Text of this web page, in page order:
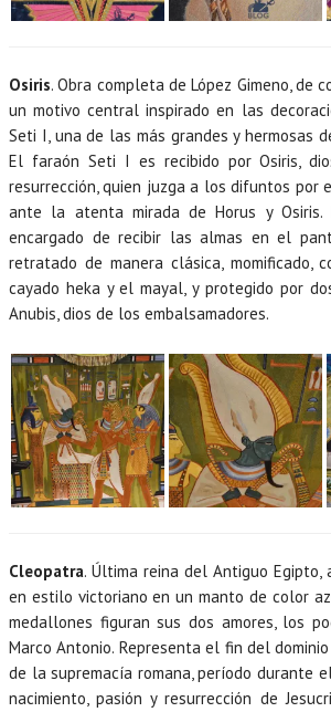
Osiris. Obra completa de López Gimeno, de
un motivo central inspirado en las
Seti I, una de las más grandes y hermosas
El faraón Seti I es recibido por Osiris,
resurrección, quien juzga a los difuntos por
ante la atenta mirada de Horus y Osiris.
encargado de recibir las almas en el
retratado de manera clásica, momificado,
cayado heka y el mayal, y protegido por
Anubis, dios de los embalsamadores.
Cleopatra. Última reina del Antiguo Egipto,
en estilo victoriano en un manto de color
medallones figuran sus dos amores, los
Marco Antonio. Representa el fin del
de la supremacía romana, período durante
nacimiento, pasión y resurrección de